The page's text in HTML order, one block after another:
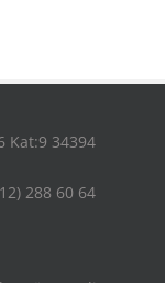
Kat:9 34394
288 60 64